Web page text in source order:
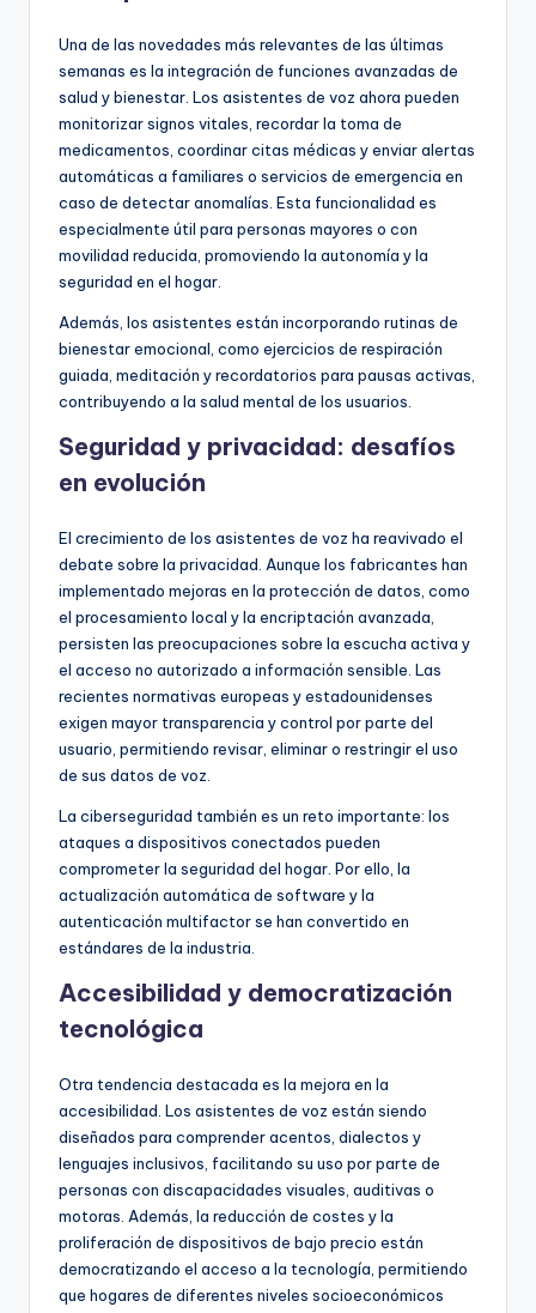
Una de las novedades más relevantes de las últimas
semanas es la integración de funciones avanzadas de
salud y bienestar. Los asistentes de voz ahora pueden
monitorizar signos vitales, recordar la toma de
medicamentos, coordinar citas médicas y enviar alertas
automáticas a familiares o servicios de emergencia en
caso de detectar anomalías. Esta funcionalidad es
especialmente útil para personas mayores o con
movilidad reducida, promoviendo la autonomía y la
seguridad en el hogar.
Además, los asistentes están incorporando rutinas de
bienestar emocional, como ejercicios de respiración
guiada, meditación y recordatorios para pausas activas,
contribuyendo a la salud mental de los usuarios.
Seguridad y privacidad: desafíos
en evolución
El crecimiento de los asistentes de voz ha reavivado el
debate sobre la privacidad. Aunque los fabricantes han
implementado mejoras en la protección de datos, como
el procesamiento local y la encriptación avanzada,
persisten las preocupaciones sobre la escucha activa y
el acceso no autorizado a información sensible. Las
recientes normativas europeas y estadounidenses
exigen mayor transparencia y control por parte del
usuario, permitiendo revisar, eliminar o restringir el uso
de sus datos de voz.
La ciberseguridad también es un reto importante: los
ataques a dispositivos conectados pueden
comprometer la seguridad del hogar. Por ello, la
actualización automática de software y la
autenticación multifactor se han convertido en
estándares de la industria.
Accesibilidad y democratización
tecnológica
Otra tendencia destacada es la mejora en la
accesibilidad. Los asistentes de voz están siendo
diseñados para comprender acentos, dialectos y
lenguajes inclusivos, facilitando su uso por parte de
personas con discapacidades visuales, auditivas o
motoras. Además, la reducción de costes y la
proliferación de dispositivos de bajo precio están
democratizando el acceso a la tecnología, permitiendo
que hogares de diferentes niveles socioeconómicos